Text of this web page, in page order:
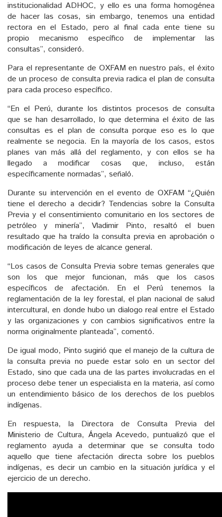
institucionalidad ADHOC, y ello es una forma homogénea
de hacer las cosas, sin embargo, tenemos una entidad
rectora en el Estado, pero al final cada ente tiene su
propio mecanismo específico de implementar las
consultas”, consideró.
Para el representante de OXFAM en nuestro país, el éxito
de un proceso de consulta previa radica el plan de consulta
para cada proceso específico.
“En el Perú, durante los distintos procesos de consulta
que se han desarrollado, lo que determina el éxito de las
consultas es el plan de consulta porque eso es lo que
realmente se negocia. En la mayoría de los casos, estos
planes van más allá del reglamento, y con ellos se ha
llegado a modificar cosas que, incluso, están
específicamente normadas”, señaló.
Durante su intervención en el evento de OXFAM “¿Quién
tiene el derecho a decidir? Tendencias sobre la Consulta
Previa y el consentimiento comunitario en los sectores de
petróleo y minería”, Vladimir Pinto, resaltó el buen
resultado que ha traído la consulta previa en aprobación o
modificación de leyes de alcance general.
“Los casos de Consulta Previa sobre temas generales que
son los que mejor funcionan, más que los casos
específicos de afectación. En el Perú tenemos la
reglamentación de la ley forestal, el plan nacional de salud
intercultural, en donde hubo un dialogo real entre el Estado
y las organizaciones y con cambios significativos entre la
norma originalmente planteada”, comentó.
De igual modo, Pinto sugirió que el manejo de la cultura de
la consulta previa no puede estar solo en un sector del
Estado, sino que cada una de las partes involucradas en el
proceso debe tener un especialista en la materia, así como
un entendimiento básico de los derechos de los pueblos
indígenas.
En respuesta, la Directora de Consulta Previa del
Ministerio de Cultura, Ángela Acevedo, puntualizó que el
reglamento ayuda a determinar que se consulta todo
aquello que tiene afectación directa sobre los pueblos
indígenas, es decir un cambio en la situación jurídica y el
ejercicio de un derecho.